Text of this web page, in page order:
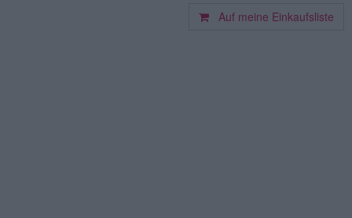
Auf meine Einkaufsliste